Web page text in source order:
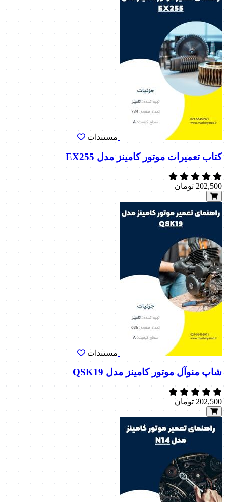
مستندات
کتاب تعمیرات موتور کامینز مدل EX255
202,500 تومان
مستندات
شاپ منوآل موتور کامینز مدل QSK19
202,500 تومان